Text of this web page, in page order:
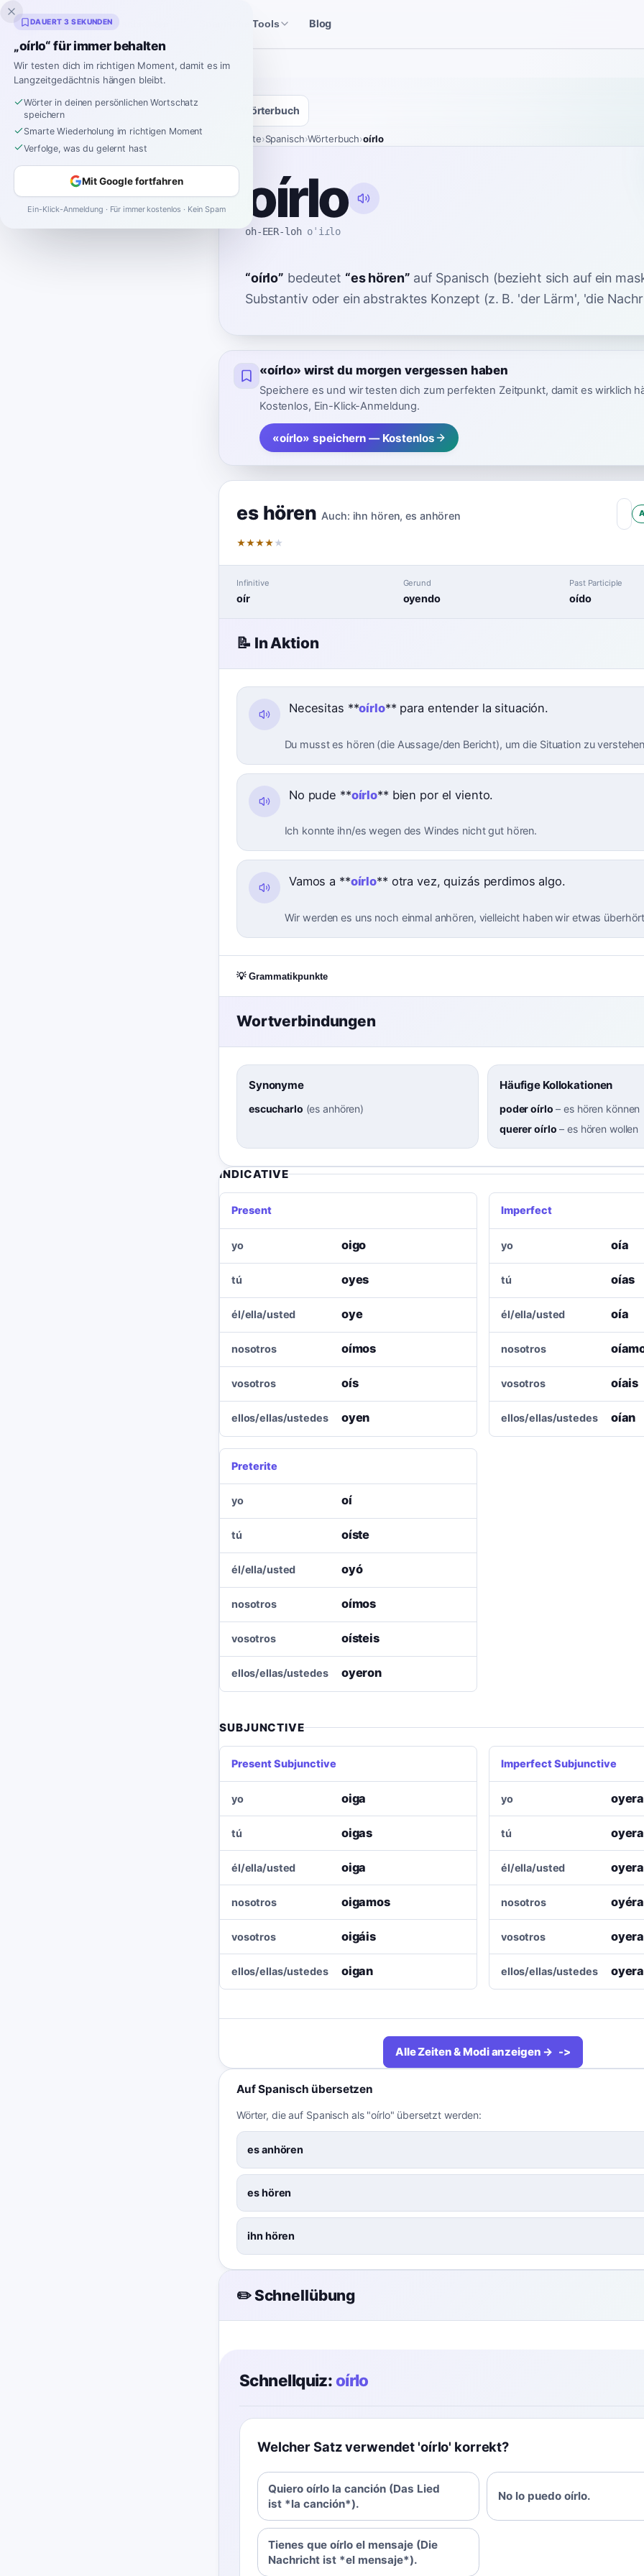
Inklingo Geschichten Spanische Tools Blog
Wörterbuch
Startseite›Spanisch›Wörterbuch›oírlo
oírlo
oh-EER-loh oˈiɾlo
“oírlo” bedeutet “es hören” auf Spanisch (bezieht sich auf ein
Substantiv oder ein abstraktes Konzept (z. B. 'der Lärm', 'die
«oírlo» wirst du morgen vergessen haben
Speichere es und wir testen dich zum perfekten Zeitpunkt, damit es wirklich
Kostenlos, Ein-Klick-Anmeldung.
«oírlo» speichern — Kostenlos
es hören Auch: ihn hören,es anhören
★★★★ ★
Infinitive
oír
Gerund
oyendo
Past Participle
oído
📝 In Aktion
Necesitas **oírlo** para entender la situación.
Du musst es hören (die Aussage/den Bericht), um die Situation zu
No pude **oírlo** bien por el viento.
Ich konnte ihn/es wegen des Windes nicht gut hören.
Vamos a **oírlo** otra vez, quizás perdimos algo.
Wir werden es uns noch einmal anhören, vielleicht haben wir etwas
💡 Grammatikpunkte
Wortverbindungen
Synonyme
escucharlo (es anhören)
Häufige Kollokationen
poder oírlo –es hören können
querer oírlo –es hören wollen
INDICATIVE
Present
yo oigo
tú oyes
él/ella/usted oye
nosotros oímos
vosotros oís
ellos/ellas/ustedes oyen
Imperfect
yo oía
tú oías
él/ella/usted oía
nosotros
vosotros oíais
ellos/ellas/ustedes oían
Preterite
yo oí
tú oíste
él/ella/usted oyó
nosotros oímos
vosotros oísteis
ellos/ellas/ustedes oyeron
SUBJUNCTIVE
Present Subjunctive
yo oiga
tú oigas
él/ella/usted oiga
nosotros oigamos
vosotros oigáis
ellos/ellas/ustedes oigan
Imperfect Subjunctive
yo
tú
él/ella/usted
nosotros
vosotros
ellos/ellas/ustedes
Alle Zeiten & Modi anzeigen →
Auf Spanisch übersetzen
Wörter, die auf Spanisch als "oírlo" übersetzt werden:
es anhören
es hören
ihn hören
✏️ Schnellübung
Schnellquiz:oírlo
Welcher Satz verwendet 'oírlo' korrekt?
Quiero oírlo la canción (Das Lied
ist *la canción*).
No lo puedo oírlo.
Tienes que oírlo el mensaje (Die
Nachricht ist *el mensaje*).
DAUERT 3 SEKUNDEN
„oírlo“ für immer behalten
Wir testen dich im richtigen Moment, damit es im
Langzeitgedächtnis hängen bleibt.
Wörter in deinen persönlichen Wortschatz
speichern
Smarte Wiederholung im richtigen Moment
Verfolge, was du gelernt hast
Mit Google fortfahren
Ein-Klick-Anmeldung · Für immer kostenlos · Kein Spam